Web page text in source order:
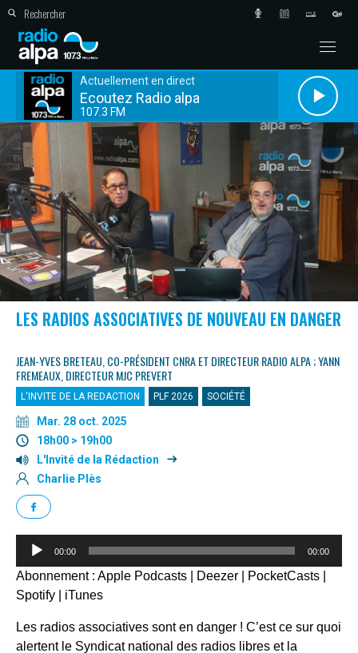
Actuellement en direct
Ecoutez Radio alpa
107.3 FM
LES RADIOS ASSOCIATIVES DE NOUVEAU EN DANGER
JEAN-YVES BRETEAU, CO-PRÉSIDENT CNRA ET DIRECTEUR RADIO ALPA ; YANN
FREMEAUX, DIRECTEUR MJC PREVERT
L'INVITE DE LA REDACTION PLF 2026 SOCIÉTÉ
Mar. 28 oct. 2025
18h00 > 19h00
L'Invité de la Rédaction
Charlie Plès
Lecteur
00:00 00:00
Abonnement : Apple Podcasts Deezer PocketCasts
Spotify
iTunes
Les radios associatives sont en danger ! C’est ce sur quoi
alertent le Syndicat national des radios libres et la